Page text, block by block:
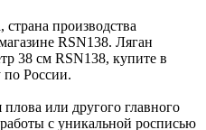
производства
RSN138. Ляган
38 см RSN138, купите в
по России.
или другого главного
с уникальной росписью